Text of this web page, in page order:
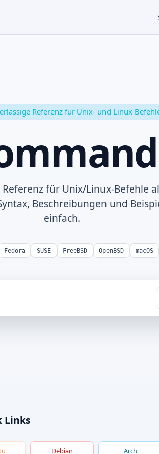
Referenz für Unix- und Linux-
für Unix/Linux-Befehle
Beschreibungen und
einfach.
Fedora SUSE FreeBSD OpenBSD macOS
Links
Debian Arch